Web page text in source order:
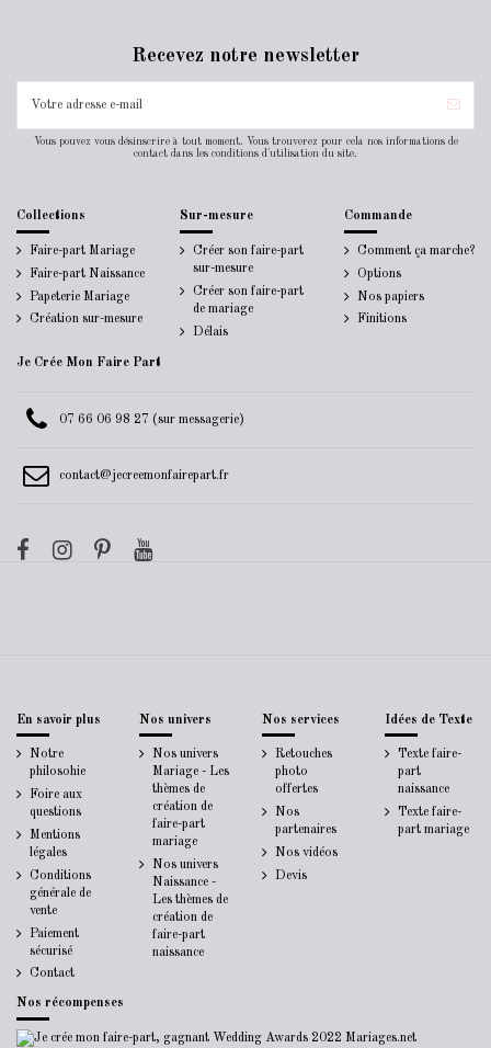
Recevez notre newsletter
Vous pouvez vous désinscrire à tout moment. Vous trouverez pour cela nos informations de
contact dans les conditions d'utilisation du site.
Collections
Faire-part Mariage
Faire-part Naissance
Papeterie Mariage
Création sur-mesure
Sur-mesure
Créer son faire-part
sur-mesure
Créer son faire-part
de mariage
Délais
Commande
Comment ça marche?
Options
Nos papiers
Finitions
Je Crée Mon Faire Part
07 66 06 98 27 (sur messagerie)
contact@jecreemonfairepart.fr
En savoir plus
Notre
philosohie
Foire aux
questions
Mentions
légales
Conditions
générale de
vente
Paiement
sécurisé
Contact
Nos univers
Nos univers
Mariage - Les
thèmes de
création de
faire-part
mariage
Nos univers
Naissance -
Les thèmes de
création de
faire-part
naissance
Nos services
Retouches
photo
offertes
Nos
partenaires
Nos vidéos
Devis
Idées de Texte
Texte faire-
part
naissance
Texte faire-
part mariage
Nos récompenses